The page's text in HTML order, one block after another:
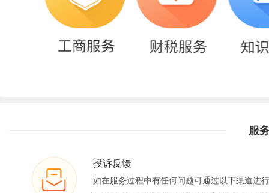
服
投诉反馈
如在服务过程中有任何问题可通过以下渠道进